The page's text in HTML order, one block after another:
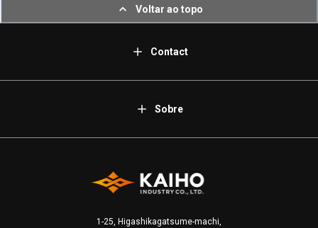
Voltar ao topo
Contact
Sobre
1-25, Higashikagatsume-machi,